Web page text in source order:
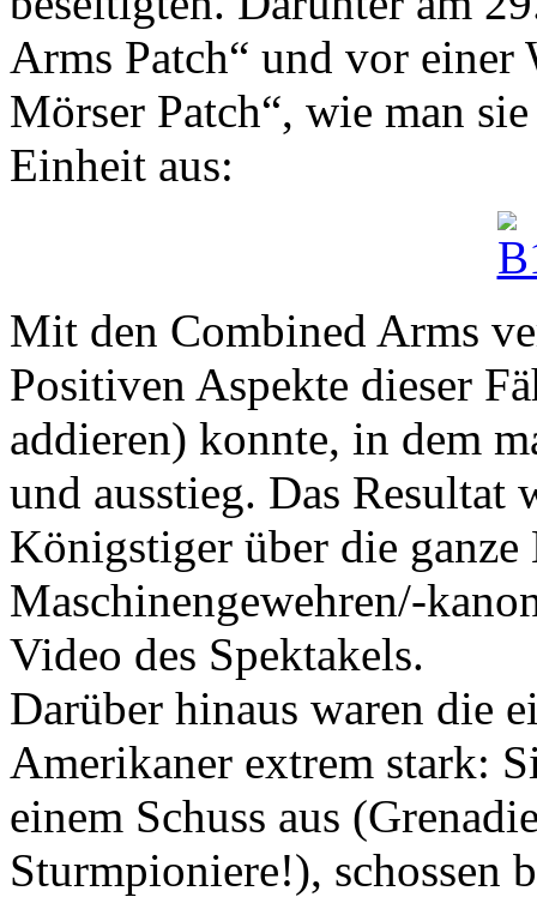
Arms Patch“ und vor einer
Mörser Patch“, wie man
Einheit aus:
Mit den Combined Arms
Positiven Aspekte dieser
addieren) konnte, in dem
und ausstieg. Das Resultat
Königstiger über die
Maschinengewehren/-
Video des Spektakels.
Darüber hinaus waren die
Amerikaner extrem stark:
einem Schuss aus
Sturmpioniere!), schossen